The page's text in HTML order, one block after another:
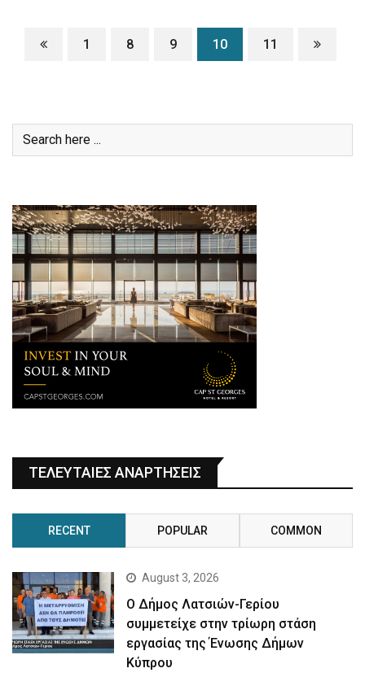
1 8 9 10 11
ΤΕΛΕΥΤΑΙΕΣ ΑΝΑΡΤΗΣΕΙΣ
RECENT POPULAR COMMON
August 3, 2026
Ο Δήμος Λατσιών-Γερίου
συμμετείχε στην τρίωρη στάση
εργασίας της Ένωσης Δήμων
Κύπρου